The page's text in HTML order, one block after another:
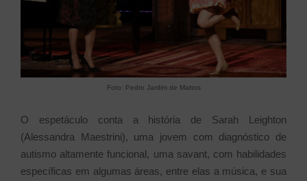
Foto: Pedro Jardim de Mattos
O espetáculo conta a história de Sarah Leighton
(Alessandra Maestrini), uma jovem com diagnóstico de
autismo altamente funcional, uma savant, com habilidades
específicas em algumas áreas, entre elas a música, e sua